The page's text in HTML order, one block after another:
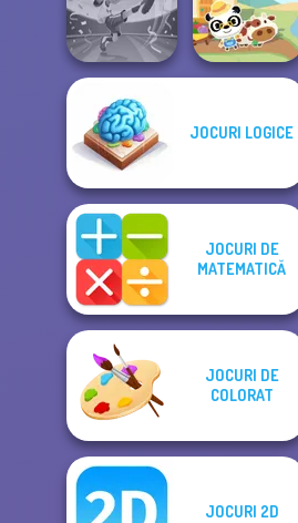
Alphabet Lore
Maze
Pin Master: Screw
Puzzle Quest
Football
Superstars 2024
JOCURI LOGICE
JOCURI DE
MATEMATICĂ
JOCURI DE
COLORAT
JOCURI 2D